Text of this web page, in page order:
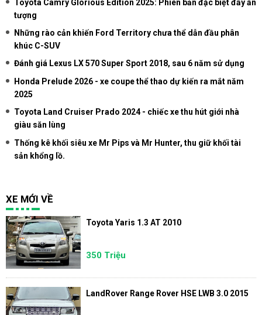
Toyota Camry Glorious Edition 2025: Phiên bản đặc biệt đầy ấn
tượng
Những rào cản khiến Ford Territory chưa thể dẫn đầu phân
khúc C-SUV
Đánh giá Lexus LX 570 Super Sport 2018, sau 6 năm sử dụng
Honda Prelude 2026 - xe coupe thể thao dự kiến ra mắt năm
2025
Toyota Land Cruiser Prado 2024 - chiếc xe thu hút giới nhà
giàu săn lùng
Thống kê khối siêu xe Mr Pips và Mr Hunter, thu giữ khối tài
sản khổng lồ.
XE MỚI VỀ
Toyota Yaris 1.3 AT 2010
350 Triệu
LandRover Range Rover HSE LWB 3.0 2015